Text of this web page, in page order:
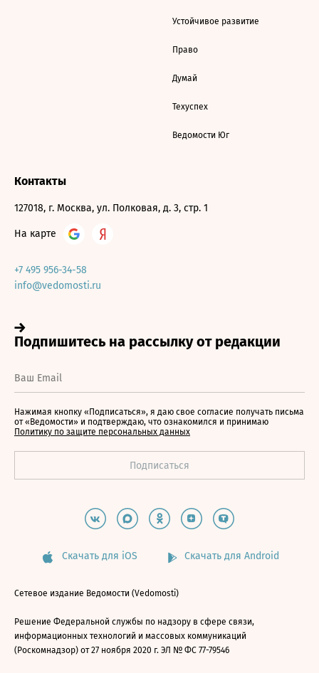
Устойчивое развитие
Право
Думай
Техуспех
Ведомости Юг
Контакты
127018, г. Москва, ул. Полковая, д. 3, стр. 1
На карте
+7 495 956-34-58
info@vedomosti.ru
Нажимая кнопку «Подписаться», я даю свое согласие получать письма
от «Ведомости» и подтверждаю, что ознакомился и принимаю
Политику по защите персональных данных
Скачать для iOS Скачать для Android
Сетевое издание Ведомости (Vedomosti)
Решение Федеральной службы по надзору в сфере связи,
информационных технологий и массовых коммуникаций
(Роскомнадзор) от 27 ноября 2020 г. ЭЛ № ФС 77-79546